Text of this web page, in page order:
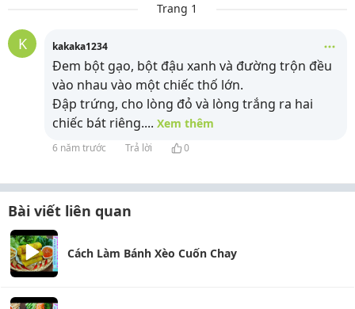
Trang 1
K kakaka1234
Đem bột gạo, bột đậu xanh và đường trộn đều
vào nhau vào một chiếc thố lớn.
Đập trứng, cho lòng đỏ và lòng trắng ra hai
chiếc bát riêng.... Xem thêm
6 năm trước Trả lời 0
Bài viết liên quan
Cách Làm Bánh Xèo Cuốn Chay